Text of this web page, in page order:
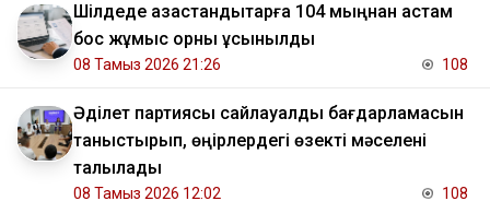
​Шілдеде қазақстандықтарға 104 мыңнан астам
бос жұмыс орны ұсынылды
08 Тамыз 2026 21:26 108
Әділет партиясы сайлауалды бағдарламасын
таныстырып, өңірлердегі өзекті мәселені
талқылады
08 Тамыз 2026 12:02 108